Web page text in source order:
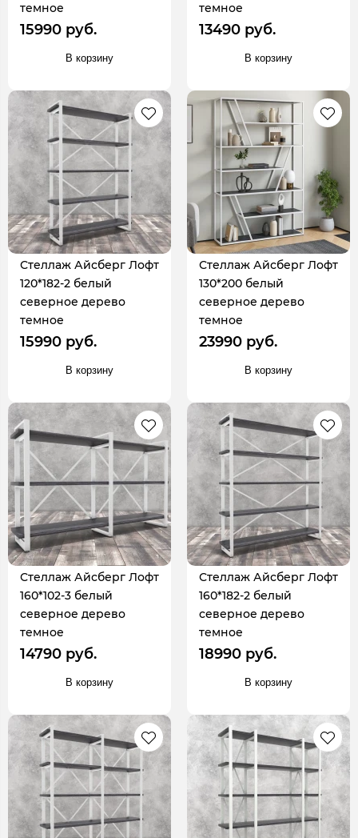
темное
15990 руб.
В корзину
темное
13490 руб.
В корзину
Стеллаж Айсберг Лофт
120*182-2 белый
северное дерево
темное
15990 руб.
В корзину
Стеллаж Айсберг Лофт
130*200 белый
северное дерево
темное
23990 руб.
В корзину
Стеллаж Айсберг Лофт
160*102-3 белый
северное дерево
темное
14790 руб.
В корзину
Стеллаж Айсберг Лофт
160*182-2 белый
северное дерево
темное
18990 руб.
В корзину